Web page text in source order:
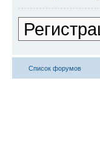
Список форумов